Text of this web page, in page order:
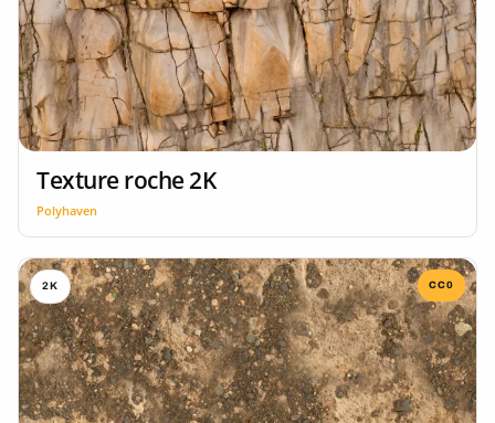
Texture roche 2K
Polyhaven
2K CC0